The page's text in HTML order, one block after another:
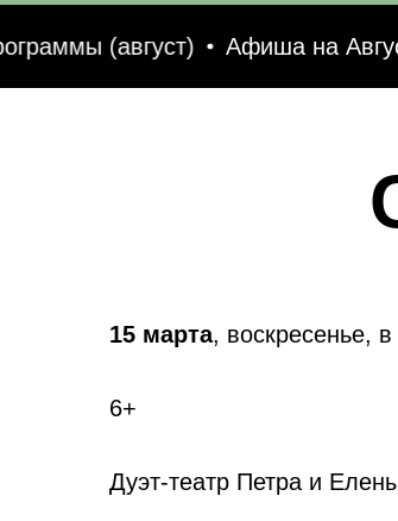
(август) Афиша на Август!
15 марта, воскресенье,
6+
Дуэт-театр Петра и